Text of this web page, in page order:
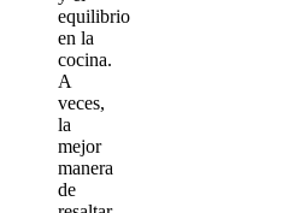
equilibrio
en la
cocina.
A
veces,
la
mejor
manera
de